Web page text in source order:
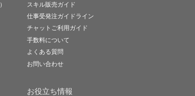
スキル販売ガイド
仕事受発注ガイドライン
チャットご利用ガイド
手数料について
よくある質問
お問い合わせ
お役立ち情報